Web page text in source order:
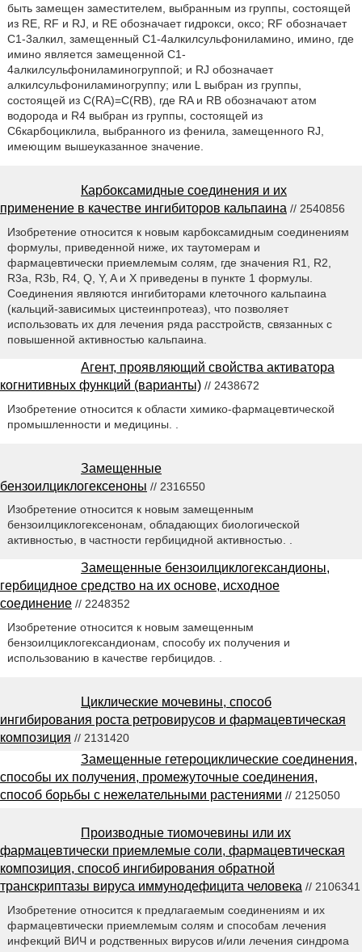
быть замещен заместителем, выбранным из группы, состоящей
из RE, RF и RJ, и RE обозначает гидрокси, оксо; RF обозначает
C1-3алкил, замещенный С1-4алкилсульфониламино, имино, где
имино является замещенной С1-
4алкилсульфониламиногруппой; и RJ обозначает
алкилсульфониламиногруппу; или L выбран из группы,
состоящей из C(RA)=C(RB), где RA и RB обозначают атом
водорода и R4 выбран из группы, состоящей из
С6карбоциклила, выбранного из фенила, замещенного RJ,
имеющим вышеуказанное значение.
Карбоксамидные соединения и их
применение в качестве ингибиторов кальпаина // 2540856
Изобретение относится к новым карбоксамидным соединениям
формулы, приведенной ниже, их таутомерам и
фармацевтически приемлемым солям, где значения R1, R2,
R3a, R3b, R4, Q, Y, A и X приведены в пункте 1 формулы.
Соединения являются ингибиторами клеточного кальпаина
(кальций-зависимых цистеинпротеаз), что позволяет
использовать их для лечения ряда расстройств, связанных с
повышенной активностью кальпаина.
Агент, проявляющий свойства активатора
когнитивных функций (варианты) // 2438672
Изобретение относится к области химико-фармацевтической
промышленности и медицины. .
Замещенные
бензоилциклогексеноны // 2316550
Изобретение относится к новым замещенным
бензоилциклогексенонам, обладающих биологической
активностью, в частности гербицидной активностью. .
Замещенные бензоилциклогександионы,
гербицидное средство на их основе, исходное
соединение // 2248352
Изобретение относится к новым замещенным
бензоилциклогександионам, способу их получения и
использованию в качестве гербицидов. .
Циклические мочевины, способ
ингибирования роста ретровирусов и фармацевтическая
композиция // 2131420
Замещенные гетероциклические соединения,
способы их получения, промежуточные соединения,
способ борьбы с нежелательными растениями // 2125050
Производные тиомочевины или их
фармацевтически приемлемые соли, фармацевтическая
композиция, способ ингибирования обратной
транскриптазы вируса иммунодефицита человека // 2106341
Изобретение относится к предлагаемым соединениям и их
фармацевтически приемлемым солям и способам лечения
инфекций ВИЧ и родственных вирусов и/или лечения синдрома